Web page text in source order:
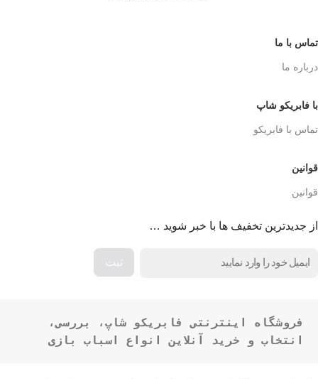
تماس با ما
درباره ما
با فابریکو شاپ
تماس با فابریکو
قوانین
قوانین
از جدیدترین تخفیف ها با خبر شوید …
انتخاب و خرید آنلاین انواع اسباب بازی